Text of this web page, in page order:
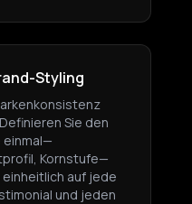
Styling
Sie den
einmal—
Kornstufe—
einheitlich auf jede
und jeden